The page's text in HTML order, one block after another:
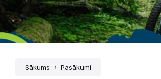
Sākums Pasākumi